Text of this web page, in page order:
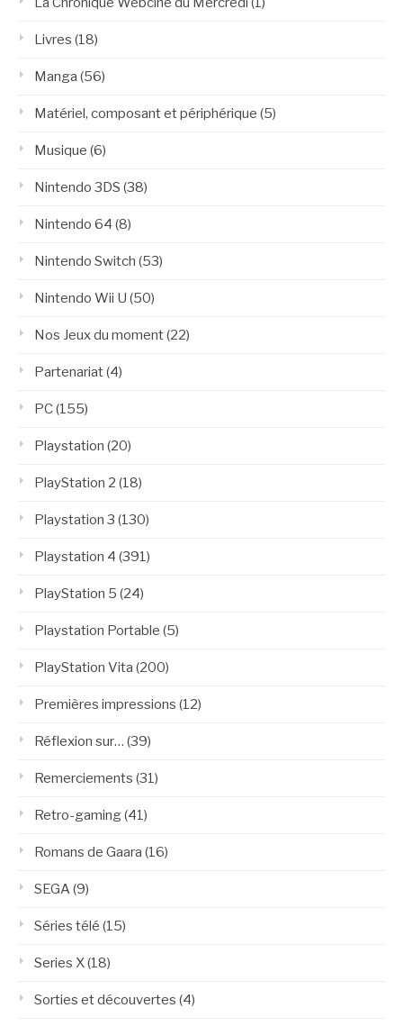
Livres (18)
Manga (56)
Matériel, composant et périphérique (5)
Musique (6)
Nintendo 3DS (38)
Nintendo 64 (8)
Nintendo Switch (53)
Nintendo Wii U (50)
Nos Jeux du moment(22)
Partenariat(4)
PC(155)
Playstation (20)
PlayStation 2 (18)
Playstation 3 (130)
Playstation 4 (391)
PlayStation 5 (24)
Playstation Portable (5)
PlayStation Vita (200)
Premières impressions (12)
Réflexion sur… (39)
Remerciements (31)
Retro-gaming(41)
Romans de Gaara (16)
SEGA(9)
Séries télé (15)
Series X(18)
Sorties et découvertes (4)